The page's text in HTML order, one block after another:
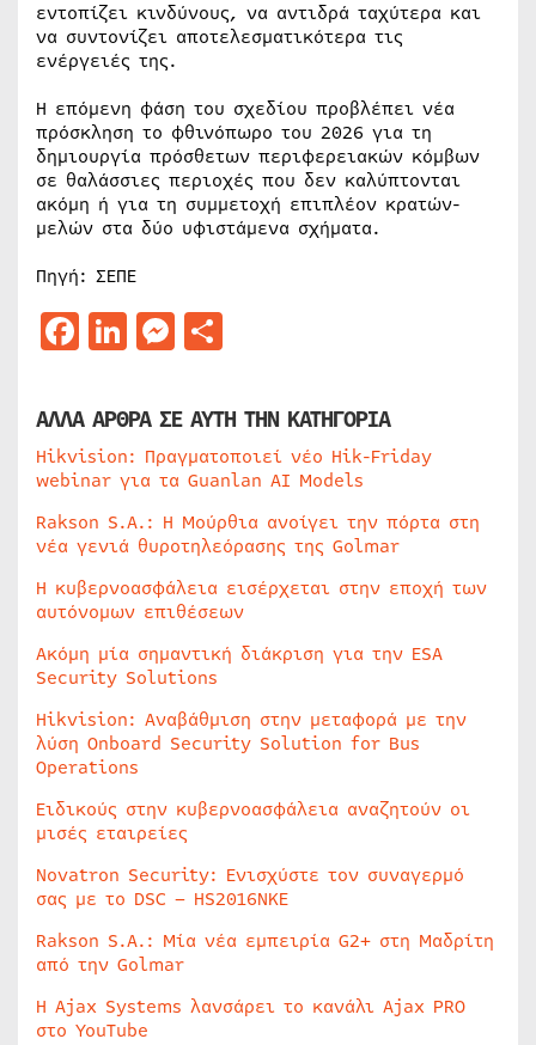
εντοπίζει κινδύνους, να αντιδρά ταχύτερα και
να συντονίζει αποτελεσματικότερα τις
ενέργειές της.
Η επόμενη φάση του σχεδίου προβλέπει νέα
πρόσκληση το φθινόπωρο του 2026 για τη
δημιουργία πρόσθετων περιφερειακών κόμβων
σε θαλάσσιες περιοχές που δεν καλύπτονται
ακόμη ή για τη συμμετοχή επιπλέον κρατών-
μελών στα δύο υφιστάμενα σχήματα.
Πηγή: ΣΕΠΕ
Facebook
LinkedIn
Messenger
ΑΛΛΑ ΑΡΘΡΑ ΣΕ ΑΥΤΗ ΤΗΝ ΚΑΤΗΓΟΡΙΑ
Hikvision: Πραγματοποιεί νέο Hik-Friday
webinar για τα Guanlan AI Models
Rakson S.A.: Η Μούρθια ανοίγει την πόρτα στη
νέα γενιά θυροτηλεόρασης της Golmar
Η κυβερνοασφάλεια εισέρχεται στην εποχή των
αυτόνομων επιθέσεων
Ακόμη μία σημαντική διάκριση για την ESA
Security Solutions
Hikvision: Αναβάθμιση στην μεταφορά με την
λύση Onboard Security Solution for Bus
Operations
Ειδικούς στην κυβερνοασφάλεια αναζητούν οι
μισές εταιρείες
Novatron Security: Ενισχύστε τον συναγερμό
σας με το DSC – HS2016NKE
Rakson S.A.: Μία νέα εμπειρία G2+ στη Μαδρίτη
από την Golmar
Η Ajax Systems λανσάρει το κανάλι Ajax PRO
στο YouTube